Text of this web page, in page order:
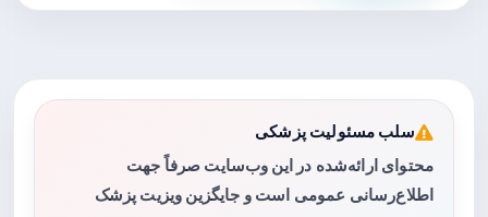
سلب مسئولیت پزشکی
محتوای ارائه‌شده در این وب‌سایت صرفاً جهت
اطلاع‌رسانی عمومی است و جایگزین ویزیت پزشک